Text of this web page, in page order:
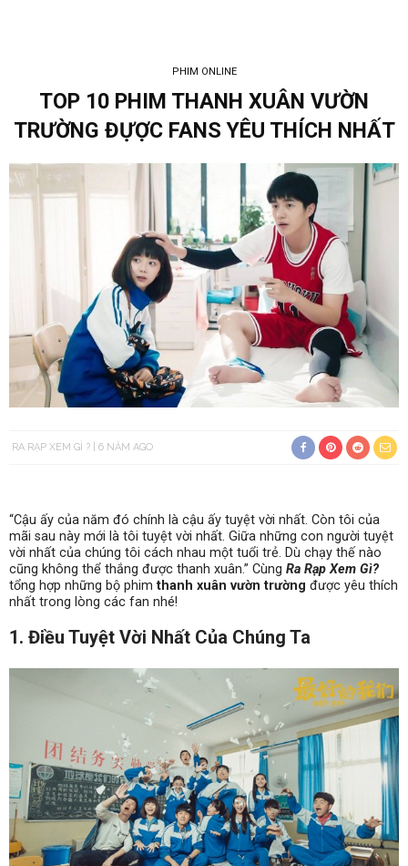
PHIM ONLINE
TOP 10 PHIM THANH XUÂN VƯỜN
TRƯỜNG ĐỰỢC FANS YÊU THÍCH NHẤT
RA RẠP XEM GÌ ? 6 NĂM AGO
“Cậu ấy của năm đó chính là cậu ấy tuyệt vời nhất. Còn tôi của
mãi sau này mới là tôi tuyệt vời nhất. Giữa những con người tuyệt
vời nhất của chúng tôi cách nhau một tuổi trẻ. Dù chạy thế nào
cũng không thể thắng được thanh xuân.” Cùng Ra Rạp Xem Gì?
tổng hợp những bộ phimthanh xuân vườn trường được yêu thích
nhất trong lòng các fan nhé!
1. Điều Tuyệt Vời Nhất Của Chúng Ta